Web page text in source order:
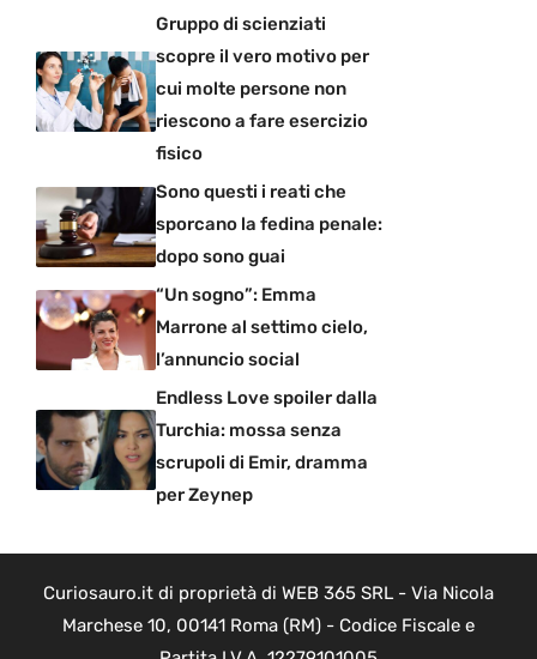
Gruppo di scienziati
scopre il vero motivo per
cui molte persone non
riescono a fare esercizio
fisico
Sono questi i reati che
sporcano la fedina penale:
dopo sono guai
“Un sogno”: Emma
Marrone al settimo cielo,
l’annuncio social
Endless Love spoiler dalla
Turchia: mossa senza
scrupoli di Emir, dramma
per Zeynep
Curiosauro.it di proprietà di WEB 365 SRL - Via Nicola
Marchese 10, 00141 Roma (RM) - Codice Fiscale e